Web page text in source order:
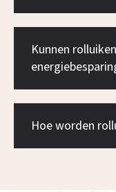
Kunnen
Hoe worden